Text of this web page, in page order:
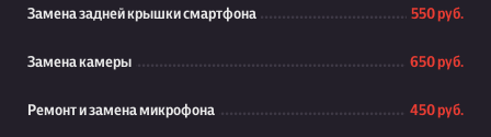
Замена задней крышки смартфона 550 руб.
Замена камеры 650 руб.
Ремонт и замена микрофона 450 руб.